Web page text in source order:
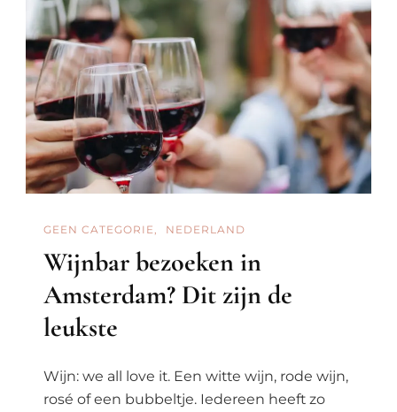
GEEN CATEGORIE NEDERLAND
Wijnbar bezoeken in
Amsterdam? Dit zijn de
leukste
Wijn: we all love it. Een witte wijn, rode wijn,
rosé of een bubbeltje. Iedereen heeft zo